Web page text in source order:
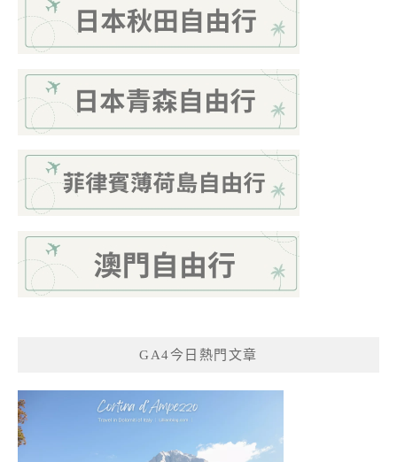
GA4今日熱門文章